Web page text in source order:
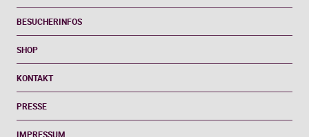
BESUCHERINFOS
SHOP
KONTAKT
PRESSE
IMPRESSUM